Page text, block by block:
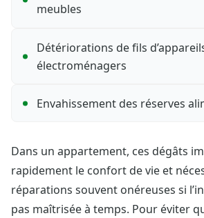
meubles
Détériorations de fils
électroménagers
Envahissement des réserves
Dans un appartement, ces dégâts
rapidement le confort de vie et
réparations souvent onéreuses si
pas maîtrisée à temps. Pour éviter